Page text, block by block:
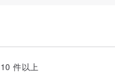
10 件以上